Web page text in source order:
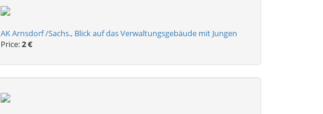
AK Arnsdorf /Sachs., Blick auf das Verwaltungsgebäude mit Jungen
Price:2 €